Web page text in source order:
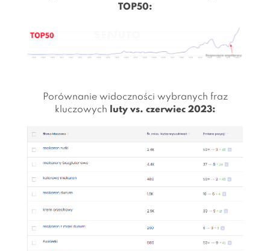
TOP50:
Porównanie widoczności wybranych fraz
kluczowych
luty vs. czerwiec 2023: